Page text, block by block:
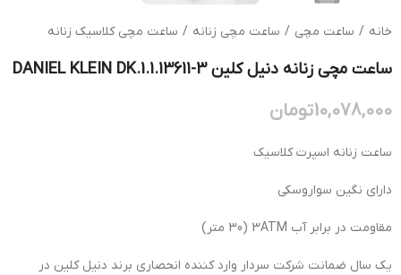
خانه / ساعت مچی / ساعت مچی زنانه / ساعت مچی کلاسیک زنانه
ساعت مچی زنانه دنیل کلین DANIEL KLEIN DK.1.1.13611-3
10,078,000تومان
ساعت زنانه اسپرت کلاسیک
دارای نگین سواروسکی
مقاومت در برابر آب 3ATM (30 متر)
یک سال ضمانت شرکت سردار وارد کننده انحصاری برند دنیل کلین در